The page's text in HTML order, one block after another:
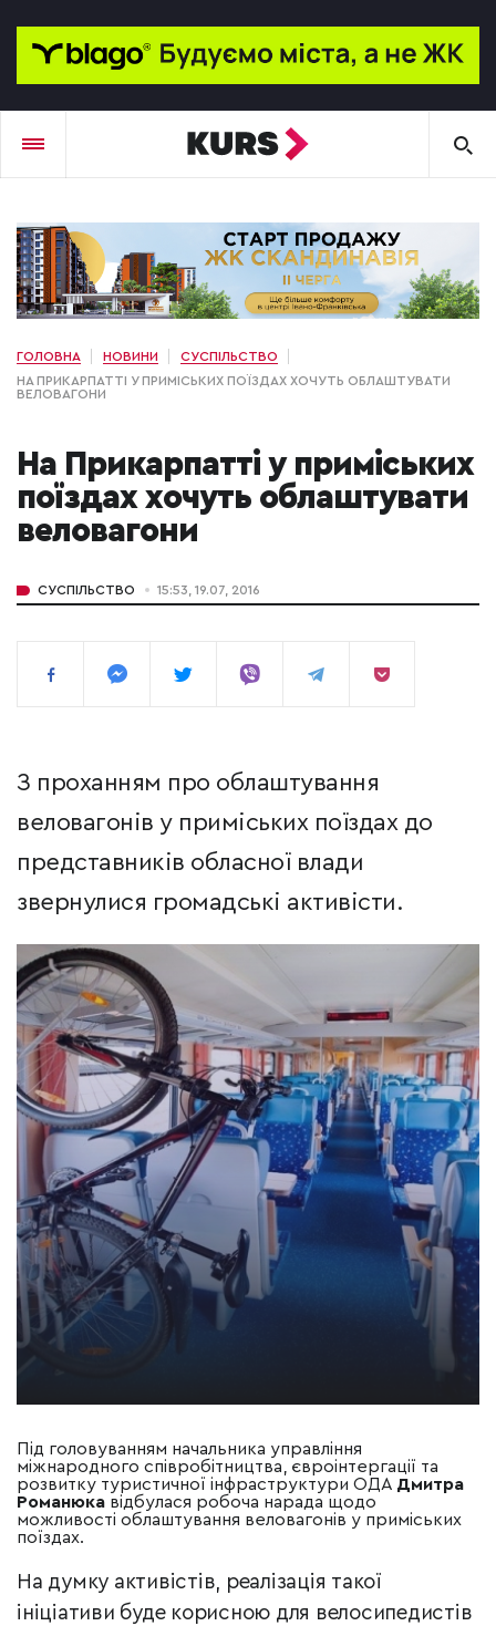
ГОЛОВНА НОВИНИ
СУСПІЛЬСТВО
НА ПРИКАРПАТТІ У ПРИМІСЬКИХ ПОЇЗДАХ ХОЧУТЬ ОБЛАШТУВАТИ
ВЕЛОВАГОНИ
На Прикарпатті у приміських
поїздах хочуть облаштувати
веловагони
СУСПІЛЬСТВО 15:53, 19.07, 2016
З проханням про облаштування
веловагонів у приміських поїздах до
представників обласної влади
звернулися громадські активісти.
Під головуванням начальника управління
міжнародного співробітництва, євроінтергації та
розвитку туристичної інфраструктури ОДА Дмитра
Романюка відбулася робоча нарада щодо
можливості облаштування веловагонів у приміських
поїздах.
На думку активістів, реалізація такої
ініціативи буде корисною для велосипедистів